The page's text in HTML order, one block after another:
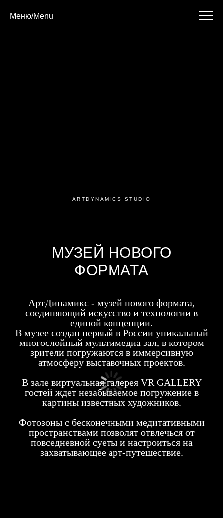
Меню/Menu
ARTDYNAMICS STUDIO
МУЗЕЙ НОВОГО
ФОРМАТА
‎АртДинамикс - музей нового формата,
соединяющий искусство и технологии в
единой концепции.
В музее создан первый в России уникальный
многослойный мультимедиа зал, в котором
зрители погружаются в иммерсивную
атмосферу выставочных проектов.
В зале виртуальная галерея VR GALLERY
гостей ждет незабываемое погружение в
картины известных художников.
Фотозоны с бесконечными медитативными
пространствами позволят отвлечься от
повседневной суеты и настроиться на
захватывающее арт-путешествие.